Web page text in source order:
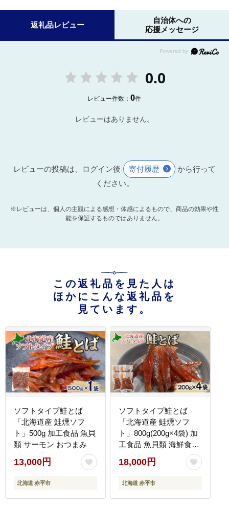
返礼品レビュー
自治体への
応援メッセージ
0.0
レビュー件数：0件
レビューはありません。
レビューの投稿は、ログイン後 寄付履歴
から行って
ください。
※レビューは、個人の主観による感想・体感によるもので、商品の効果や性
能を保証するものではありません。
この返礼品を見た人は
ほかにこんな返礼品を
見ています。
ソフトタイプ鮭とば
「北海道産 鮭燻ソフ
ト」500g 加工食品 魚貝
類 サーモン おつまみ
13,000円
北海道 赤平市
ソフトタイプ鮭とば
「北海道産 鮭燻ソフ
ト」800g(200g×4袋) 加
工食品 魚貝類 海鮮食品
とば 鮭 サーモン 晩酌
おつまみ つまみ アテ 酒
の肴 おやつ 乾き物 珍味
18,000円
北海道 赤平市